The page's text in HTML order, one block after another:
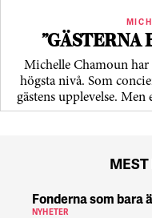
”GÄSTERNA
Michelle Chamoun har
högsta nivå. Som
gästens upp­levelse.
Fonderna som
NYHETER